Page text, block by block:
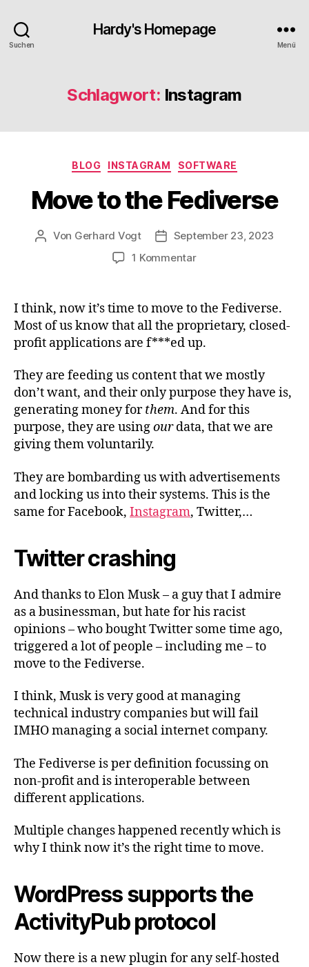
Suchen
Hardy's Homepage
Menü
Schlagwort: Instagram
Kategorien
BLOG INSTAGRAM SOFTWARE
Move to the Fediverse
Beitragsautor
Von Gerhard Vogt Veröffentlichungsdatum
September 23, 2023
1 Kommentarzu
the
Fediverse
I think, now it’s time to move to the Fediverse.
Most of us know that all the proprietary, closed-
profit applications are f***ed up.
They are feeding us content that we mostly
don’t want, and their only purpose they have is,
generating money forthem. And for this
purpose, they are usingourdata, that we are
giving them voluntarily.
They are bombarding us with advertisements
and locking us into their systems. This is the
same for Facebook, Instagram, Twitter,…
Twitter crashing
And thanks to Elon Musk – a guy that I admire
as a businessman, but hate for his racist
opinions – who bought Twitter some time ago,
triggered a lot of people – including me – to
move to the Fediverse.
I think, Musk is very good at managing
technical industry companies but will fail
IMHO managing a social internet company.
The Fediverse is per definition focussing on
non-profit and is interoperable between
different applications.
Multiple changes happened recently which is
why I think now it’s the right time to move.
WordPress supports the
ActivityPub protocol
Now there is a new plugin for any self-hosted